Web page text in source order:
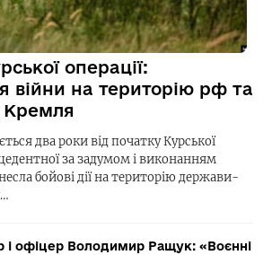
операції:
війни на територію рф та
Кремля
два роки від початку Курської
за задумом і виконанням
бойові дії на територію держави-
і офіцер Володимир Ращук: «Воєнні